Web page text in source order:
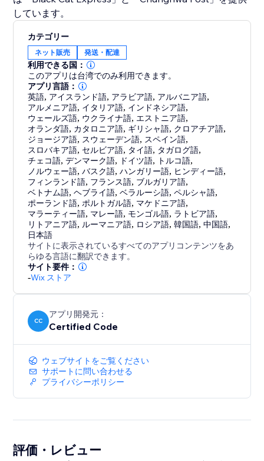
しています。
カテゴリー
ネット販売 発送・配達
利用できる国：
このアプリは台湾でのみ利用できます。
アプリ言語：
英語, アイスランド語, アラビア語, アルバニア語,
アルメニア語, イタリア語, インドネシア語,
ウェールズ語, ウクライナ語, エストニア語,
オランダ語, カタロニア語, ギリシャ語, クロアチア語,
ジョージア語, スウェーデン語, スペイン語,
スロバキア語, セルビア語, タイ語, タガログ語,
チェコ語,デンマーク語, ドイツ語, トルコ語,
ノルウェー語,バスク語,ハンガリー語, ヒンディー語,
フィンランド語, フランス語, ブルガリア語,
ベトナム語,ヘブライ語,ベラルーシ語,ペルシャ語,
ポーランド語, ポルトガル語, マケドニア語,
マラーティー語, マレー語, モンゴル語, ラトビア語,
リトアニア語, ルーマニア語, ロシア語,韓国語,中国語,
日本語
サイトに表示されているすべてのアプリコンテンツをあ
らゆる言語に翻訳できます。
サイト要件：
-Wix ストア
CC
アプリ開発元：
Certified Code
ウェブサイトをご覧ください
サポートに問い合わせる
プライバシーポリシー
評価・レビュー